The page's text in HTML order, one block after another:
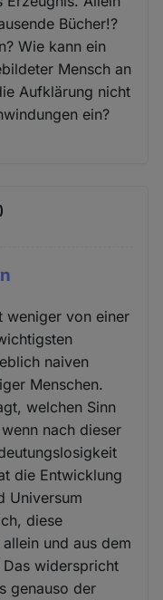
Bücher!?
Wie kann ein
Mensch an
Aufklärung nicht
ein?
weniger von einer
naiven
Menschen.
welchen Sinn
nach dieser
die Entwicklung
Universum
diese
und aus dem
Das widerspricht
genauso der